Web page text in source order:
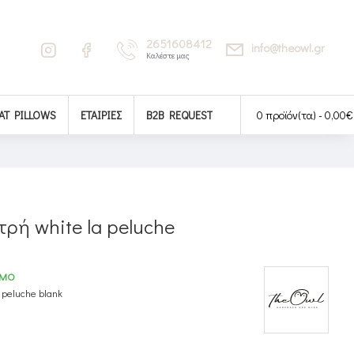
2651608412
Καλέστε μας
info@theowl.gr
PILLOWS ΕΤΑΙΡΊΕΣ B2B REQUEST 0 προϊόν(τα) - 0,00€
white la peluche
peluche blank